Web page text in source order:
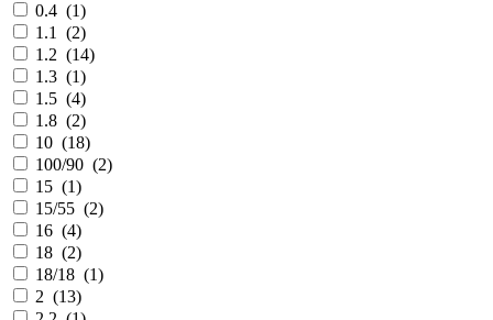
0.4 (1)
1.1
(2)
1.2 (14)
1.3 (1)
1.5 (4)
1.8 (2)
10 (18)
100/90 (2)
15 (1)
15/55 (2)
16 (4)
18 (2)
18/18 (1)
2 (13)